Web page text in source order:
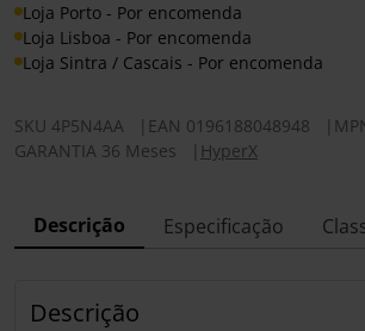
Loja Porto - Por encomenda
Loja Lisboa - Por encomenda
Loja Sintra / Cascais - Por encomenda
SKU 4P5N4AA EAN 0196188048948
GARANTIA 36 Meses
HyperX
Descrição Especificação
Descrição